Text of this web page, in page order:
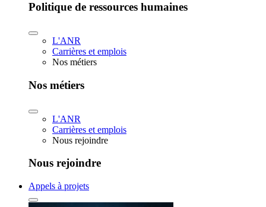
Politique de ressources humaines
L'ANR
Carrières et emplois
Nos métiers
Nos métiers
L'ANR
Carrières et emplois
Nous rejoindre
Nous rejoindre
Appels à projets